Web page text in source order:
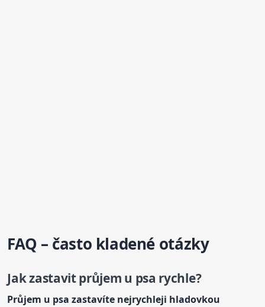
FAQ – často kladené otázky
Jak zastavit průjem u psa rychle?
Průjem u psa zastavíte nejrychleji hladovkou